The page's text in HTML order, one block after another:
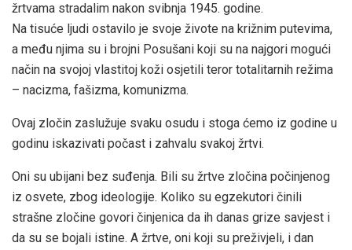
žrtvama stradalim nakon svibnja 1945. godine.
Na tisuće ljudi ostavilo je svoje živote na križnim putevima,
a među njima su i brojni Posušani koji su na najgori mogući
način na svojoj vlastitoj koži osjetili teror totalitarnih režima
– nacizma, fašizma, komunizma.
Ovaj zločin zaslužuje svaku osudu i stoga ćemo iz godine u
godinu iskazivati počast i zahvalu svakoj žrtvi.
Oni su ubijani bez suđenja. Bili su žrtve zločina počinjenog
iz osvete, zbog ideologije. Koliko su egzekutori činili
strašne zločine govori činjenica da ih danas grize savjest i
da su se bojali istine. A žrtve, oni koji su preživjeli, i dan